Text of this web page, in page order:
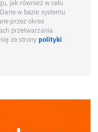
jak również w celu
w bazie systemu
przez okres
przetwarzania
ze strony polityki